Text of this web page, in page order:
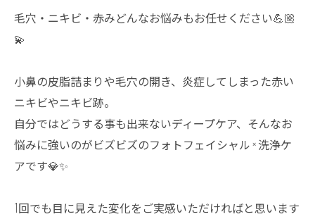
毛穴・ニキビ・赤みどんなお悩みもお任せください💪🏼
💫
小鼻の皮脂詰まりや毛穴の開き、炎症してしまった赤い
ニキビやニキビ跡。
自分ではどうする事も出来ないディープケア、そんなお
悩みに強いのがビズビズのフォトフェイシャル × 洗浄ケ
アです💎✨
1回でも目に見えた変化をご実感いただければと思います